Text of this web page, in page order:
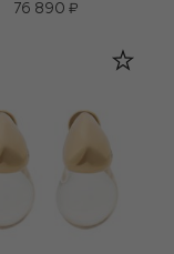
76 890 ₽